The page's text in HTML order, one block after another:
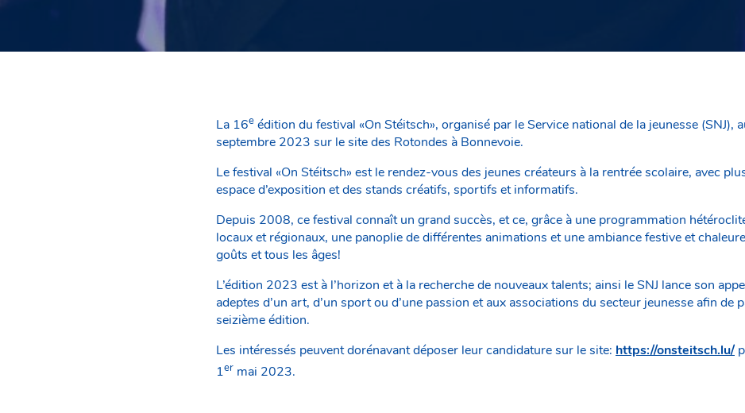
La 16e édition du festival «On Stéitsch», organisé par le Service national de la jeunesse (SNJ),
septembre 2023 sur le site des Rotondes à Bonnevoie.
Le festival «On Stéitsch» est le rendez-vous des jeunes créateurs à la rentrée scolaire, avec
espace d’exposition et des stands créatifs, sportifs et informatifs.
Depuis 2008, ce festival connaît un grand succès, et ce, grâce à une programmation
locaux et régionaux, une panoplie de différentes animations et une ambiance festive et
goûts et tous les âges!
L’édition 2023 est à l’horizon et à la recherche de nouveaux talents; ainsi le SNJ lance son
adeptes d’un art, d’un sport ou d’une passion et aux associations du secteur jeunesse afin de
seizième édition.
Les intéressés peuvent dorénavant déposer leur candidature sur le site: https://onsteitsch.lu/
1er mai 2023.